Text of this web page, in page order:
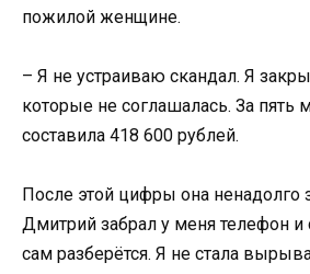
пожилой женщине.
– Я не устраиваю скандал. Я
которые не соглашалась. За пять
составила 418 600 рублей.
После этой цифры она ненадолго
Дмитрий забрал у меня телефон и
сам разберётся. Я не стала